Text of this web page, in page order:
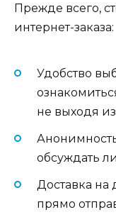
Прежде всего,
интернет-заказа:
Удобство
не выходя
обсуждать
Доставка на
прямо